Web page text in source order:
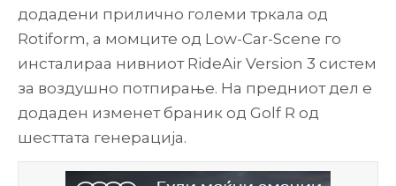
додадени прилично големи тркала од
Rotiform, а момците од Low-Car-Scene го
инсталираа нивниот RideAir Version 3 систем
за воздушно потпирање. На предниот дел е
додаден изменет браник од Golf R од
шесттата генерација.